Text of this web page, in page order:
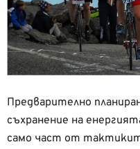
Предварително
съхранение на
само част от